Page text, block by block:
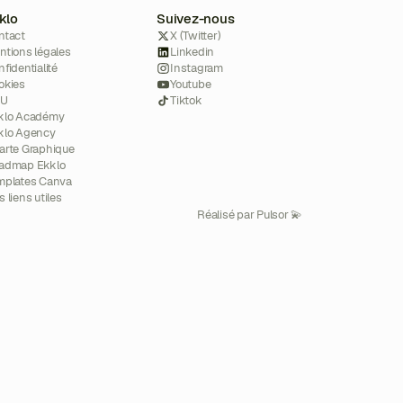
légales
Académy
Agency
Graphique
Ekklo
Canva
liens utiles
Suivez-nous
X (Twitter)
Linkedin
Instagram
Youtube
Tiktok
Réalisé par Pulsor 💫